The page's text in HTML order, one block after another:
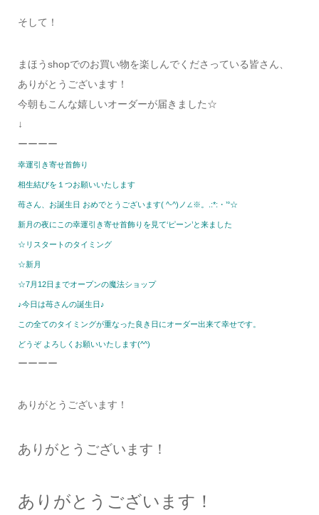
そして！
まほうshopでのお買い物を楽しんでくださっている皆さん、
ありがとうございます！
今朝もこんな嬉しいオーダーが届きました☆
↓
ーーーー
幸運引き寄せ首飾り
相生結びを１つお願いいたします
苺さん、お誕生日 おめでとうございます( ^-^)ノ∠※。.:*:・’°☆
新月の夜にこの幸運引き寄せ首飾りを見て‘ピーン’と来ました
☆リスタートのタイミング
☆新月
☆7月12日までオープンの魔法ショップ
♪今日は苺さんの誕生日♪
この全てのタイミングが重なった良き日にオーダー出来て幸せです。
どうぞ よろしくお願いいたします(^^)
ーーーー
ありがとうございます！
ありがとうございます！
ありがとうございます！